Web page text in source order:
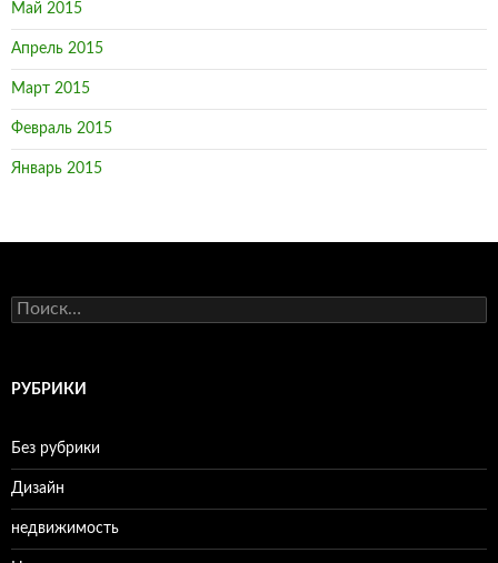
Май 2015
Апрель 2015
Март 2015
Февраль 2015
Январь 2015
Н
а
иРУБРИКИ
Без рубрики
Дизайн
недвижимость